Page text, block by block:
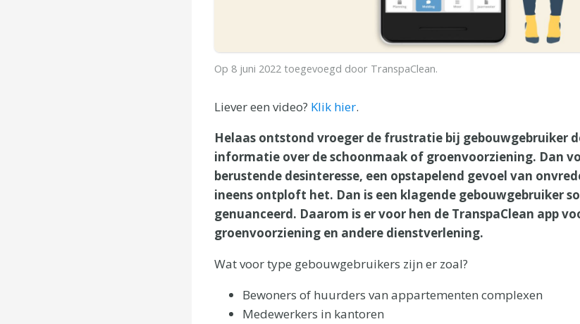
Op 8 juni 2022 toegevoegd door TranspaClean.
Liever een video? Klik hier.
Helaas ontstond vroeger de frustratie bij gebouwgebruiker
informatie over de schoonmaak of groenvoorziening. Dan
berustende desinteresse, een opstapelend gevoel van
ineens ontploft het. Dan is een klagende gebouwgebruiker
genuanceerd. Daarom is er voor hen de TranspaClean app
groenvoorziening en andere dienstverlening.
Wat voor type gebouwgebruikers zijn er zoal?
Bewoners of huurders van appartementen complexen
Medewerkers in kantoren